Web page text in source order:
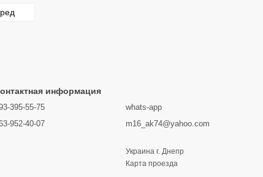
информация
395-55-75
952-40-07
whats-app
m16_ak74@yahoo.com
Украина г. Днепр
Карта проезда